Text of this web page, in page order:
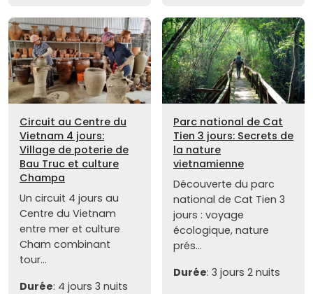
Circuit au Centre du
Vietnam 4 jours:
Village de poterie de
Bau Truc et culture
Champa
Un circuit 4 jours au
Centre du Vietnam
entre mer et culture
Cham combinant
tour...
Durée: 4 jours 3 nuits
Parc national de Cat
Tien 3 jours: Secrets de
la nature
vietnamienne
Découverte du parc
national de Cat Tien 3
jours : voyage
écologique, nature
prés...
Durée: 3 jours 2 nuits